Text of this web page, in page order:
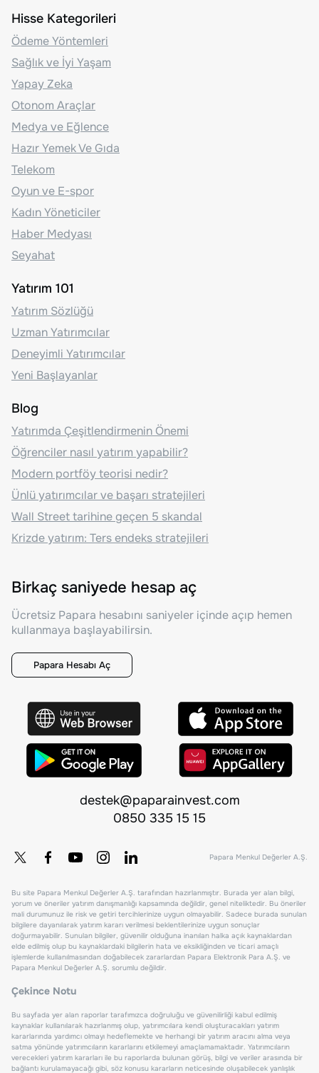
Hisse Kategorileri
Ödeme Yöntemleri
Sağlık ve İyi Yaşam
Yapay Zeka
Otonom Araçlar
Medya ve Eğlence
Hazır Yemek Ve Gıda
Telekom
Oyun ve E-spor
Kadın Yöneticiler
Haber Medyası
Seyahat
Yatırım 101
Yatırım Sözlüğü
Uzman Yatırımcılar
Deneyimli Yatırımcılar
Yeni Başlayanlar
Blog
Yatırımda Çeşitlendirmenin Önemi
Öğrenciler nasıl yatırım yapabilir?
Modern portföy teorisi nedir?
Ünlü yatırımcılar ve başarı stratejileri
Wall Street tarihine geçen 5 skandal
Krizde yatırım: Ters endeks stratejileri
Birkaç saniyede hesap aç
Ücretsiz Papara hesabını saniyeler içinde açıp hemen
kullanmaya başlayabilirsin.
Papara Hesabı Aç
destek@paparainvest.com
0850 335 15 15
Papara Menkul Değerler A.Ş.
Bu site Papara Menkul Değerler A.Ş. tarafından hazırlanmıştır. Burada yer alan bilgi,
yorum ve öneriler yatırım danışmanlığı kapsamında değildir, genel niteliktedir. Bu öneriler
mali durumunuz ile risk ve getiri tercihlerinize uygun olmayabilir. Sadece burada sunulan
bilgilere dayanılarak yatırım kararı verilmesi beklentilerinize uygun sonuçlar
doğurmayabilir. Sunulan bilgiler, güvenilir olduğuna inanılan halka açık kaynaklardan
elde edilmiş olup bu kaynaklardaki bilgilerin hata ve eksikliğinden ve ticari amaçlı
işlemlerde kullanılmasından doğabilecek zararlardan Papara Elektronik Para A.Ş. ve
Papara Menkul Değerler A.Ş. sorumlu değildir.
Çekince Notu
Bu sayfada yer alan raporlar tarafımızca doğruluğu ve güvenilirliği kabul edilmiş
kaynaklar kullanılarak hazırlanmış olup, yatırımcılara kendi oluşturacakları yatırım
kararlarında yardımcı olmayı hedeflemekte ve herhangi bir yatırım aracını alma veya
satma yönünde yatırımcıların kararlarını etkilemeyi amaçlamamaktadır. Yatırımcıların
verecekleri yatırım kararları ile bu raporlarda bulunan görüş, bilgi ve veriler arasında bir
bağlantı kurulamayacağı gibi, söz konusu kararların neticesinde oluşabilecek yanlışlık